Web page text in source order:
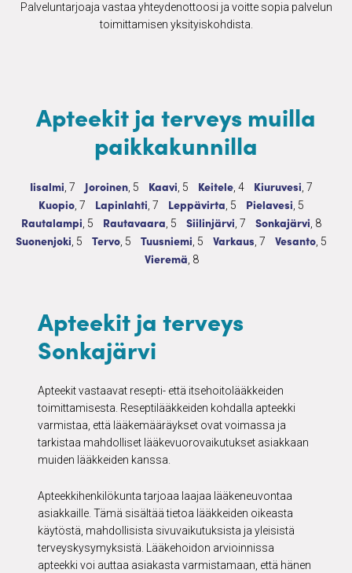
Palveluntarjoaja vastaa yhteydenottoosi ja voitte sopia palvelun
toimittamisen yksityiskohdista.
Apteekit ja terveys muilla
paikkakunnilla
Apteekit ja terveys
Iisalmi 7 palvelua
, 7 Apteekit ja terveys
Joroinen5 palvelua
, 5 Apteekit ja terveys
Kaavi 5 palvelua
, 5 Apteekit ja terveys
Keitele4 palvelua
, 4 Apteekit ja terveys
Kiuruvesi 7
, 7
Apteekit ja terveys
Kuopio7 palvelua
, 7 Apteekit ja terveys
Lapinlahti 7 palvelua
, 7 Apteekit ja terveys
Leppävirta 5 palvelua
, 5 Apteekit ja terveys
Pielavesi 5 palvelua
, 5
Apteekit ja terveys
Rautalampi 5 palvelua
, 5 Apteekit ja terveys
Rautavaara 5 palvelua
, 5 Apteekit ja terveys
Siilinjärvi 7 palvelua
, 7 Apteekit ja terveys
Sonkajärvi 8
, 8
Apteekit ja terveys
Suonenjoki 5 palvelua
, 5 Apteekit ja terveys
Tervo5 palvelua
, 5 Apteekit ja terveys
Tuusniemi 5 palvelua
, 5 Apteekit ja terveys
Varkaus 7 palvelua
, 7 Apteekit ja
Vesanto5, 5
Apteekit ja terveys
Vieremä8 palvelua
, 8
Apteekit ja terveys
Sonkajärvi
Apteekit vastaavat resepti- että itsehoitolääkkeiden
toimittamisesta. Reseptilääkkeiden kohdalla apteekki
varmistaa, että lääkemääräykset ovat voimassa ja
tarkistaa mahdolliset lääkevuorovaikutukset asiakkaan
muiden lääkkeiden kanssa.
Apteekkihenkilökunta tarjoaa laajaa lääkeneuvontaa
asiakkaille. Tämä sisältää tietoa lääkkeiden oikeasta
käytöstä, mahdollisista sivuvaikutuksista ja yleisistä
terveyskysymyksistä. Lääkehoidon arvioinnissa
apteekki voi auttaa asiakasta varmistamaan, että hänen